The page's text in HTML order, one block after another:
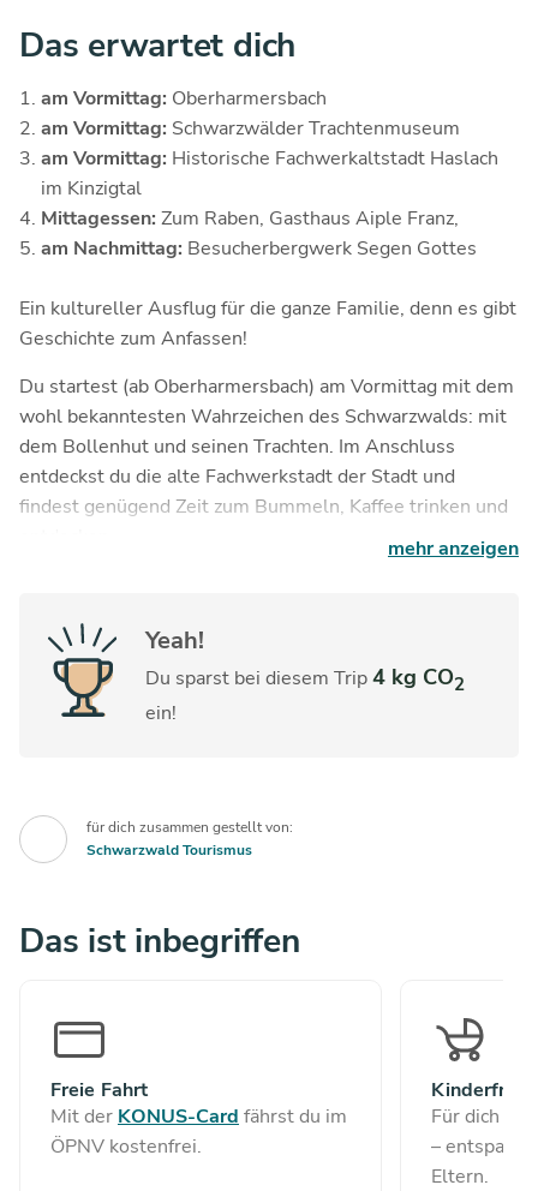
Das erwartet dich
am Vormittag: Oberharmersbach
am Vormittag: Schwarzwälder Trachtenmuseum
am Vormittag: Historische Fachwerkaltstadt Haslach
im Kinzigtal
Mittagessen: Zum Raben, Gasthaus Aiple Franz,
am Nachmittag: Besucherbergwerk Segen Gottes
Ein kultureller Ausflug für die ganze Familie, denn es gibt
Geschichte zum Anfassen!
Du startest (ab Oberharmersbach) am Vormittag mit dem
wohl bekanntesten Wahrzeichen des Schwarzwalds: mit
dem Bollenhut und seinen Trachten. Im Anschluss
entdeckst du die alte Fachwerkstadt der Stadt und
findest genügend Zeit zum Bummeln, Kaffee trinken und
Tipp:100 Tage im Jahr ist in der Marktstadt Markt. Alle
Termine findest duhier.
mehr anzeigen
Yeah!
Du sparst bei diesem Trip4 kg CO2
ein!
für dich zusammen gestellt von:
Schwarzwald Tourismus
Das ist inbegriffen
Freie Fahrt
Mit der KONUS-Card fährst du im
ÖPNV kostenfrei.
Für dich
–
Eltern.